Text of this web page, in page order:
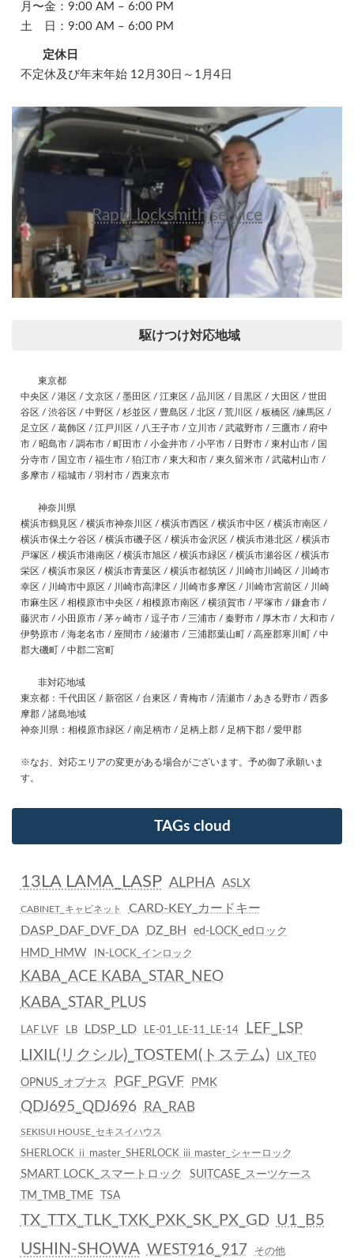
月〜金：9:00 AM – 6:00 PM
土 日：9:00 AM – 6:00 PM
定休日
不定休及び年末年始 12月30日～1月4日
Rapid locksmith service
駆けつけ対応地域
東京都
中央区 / 港区 / 文京区 / 墨田区 / 江東区 / 品川区 / 目黒区 / 大田区 / 世田
谷区 / 渋谷区 / 中野区 / 杉並区 / 豊島区 / 北区 / 荒川区 / 板橋区 /練馬区 /
足立区 / 葛飾区 / 江戸川区 / 八王子市 / 立川市 / 武蔵野市 / 三鷹市 / 府中
市 / 昭島市 / 調布市 / 町田市 / 小金井市 / 小平市 / 日野市 / 東村山市 / 国
分寺市 / 国立市 / 福生市 / 狛江市 / 東大和市 / 東久留米市 / 武蔵村山市 /
多摩市 / 稲城市 / 羽村市 / 西東京市
神奈川県
横浜市鶴見区 / 横浜市神奈川区 / 横浜市西区 / 横浜市中区 / 横浜市南区 /
横浜市保土ケ谷区 / 横浜市磯子区 / 横浜市金沢区 / 横浜市港北区 / 横浜市
戸塚区 / 横浜市港南区 / 横浜市旭区 / 横浜市緑区 / 横浜市瀬谷区 / 横浜市
栄区 / 横浜市泉区 / 横浜市青葉区 / 横浜市都筑区 / 川崎市川崎区 / 川崎市
幸区 / 川崎市中原区 / 川崎市高津区 / 川崎市多摩区 / 川崎市宮前区 / 川崎
市麻生区 / 相模原市中央区 / 相模原市南区 / 横須賀市 / 平塚市 / 鎌倉市 /
藤沢市 / 小田原市 / 茅ヶ崎市 / 逗子市 / 三浦市 / 秦野市 / 厚木市 / 大和市 /
伊勢原市 / 海老名市 / 座間市 / 綾瀬市 / 三浦郡葉山町 / 高座郡寒川町 / 中
郡大磯町 / 中郡二宮町
非対応地域
東京都：千代田区 / 新宿区 / 台東区 / 青梅市 / 清瀬市 / あきる野市 / 西多
摩郡 / 諸島地域
神奈川県：相模原市緑区 / 南足柄市 / 足柄上郡 / 足柄下郡 / 愛甲郡
※なお、対応エリアの変更がある場合がございます。予め御了承願いま
す。
TAGs cloud
13LA LAMA_LASP ALPHA ASLX
CABINET_キャビネット
CARD-KEY_カードキー
DASP_DAF_DVF_DA
DZ_BH ed-LOCK_edロック
HMD_HMW IN-LOCK_インロック
KABA_ACE KABA_STAR_NEO
KABA_STAR_PLUS
LAF LVF LB LDSP_LD LE-01_LE-11_LE-14 LEF_LSP
LIXIL(リクシル)_TOSTEM(トステム) LIX_TE0
OPNUS_オプナス PGF_PGVF PMK
QDJ695_QDJ696 RA_RAB
SEKISUI HOUSE_セキスイハウス
SHERLOCK ⅱ master_SHERLOCK ⅲ master_シャーロック
SMART LOCK_スマートロック
SUITCASE_スーツケース
TM_TMB_TME
TSA
TX_TTX_TLK_TXK_PXK_SK_PX_GD U1_B5
USHIN-SHOWA WEST916_917 その他